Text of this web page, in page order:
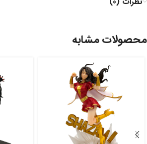
محصولات مشابه